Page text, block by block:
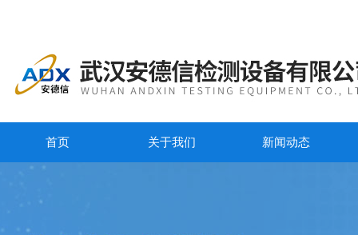
首页 关于我们 新闻动态